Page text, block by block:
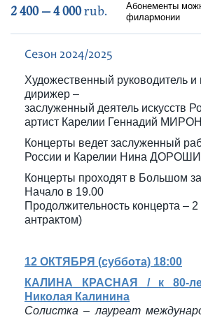
2 400 — 4 000rub.
Абонементы
филармонии
Сезон 2024/2025
Художественный руководитель и
дирижер –
заслуженный деятель искусств
артист Карелии Геннадий
Концерты ведет заслуженный
России и Карелии Нина
Концерты проходят в Большом
Начало в 19.00
Продолжительность концерта – 2
антрактом)
12 ОКТЯБРЯ (суббота) 18:00
КАЛИНА КРАСНАЯ / к 80-
Николая Калинина
Солистка – лауреат